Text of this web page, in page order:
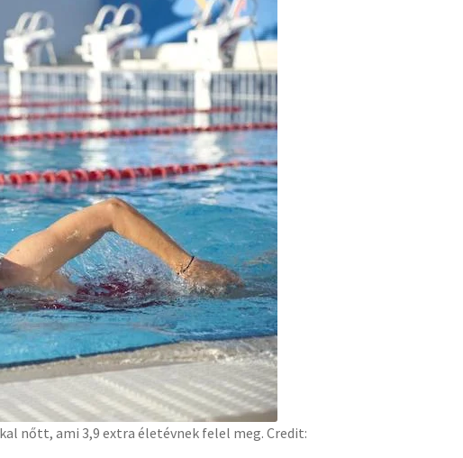
nőtt, ami 3,9 extra életévnek felel meg. Credit: